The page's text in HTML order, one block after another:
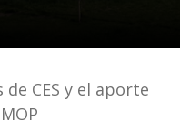
de CES y el aporte